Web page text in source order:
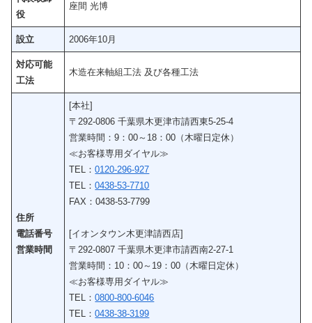
役
座間 光博
設立 2006年10月
対応可能
工法
木造在来軸組工法 及び各種工法
住所
電話番号
営業時間
[本社]
〒292-0806 千葉県木更津市請西東5-25-4
営業時間：9：00～18：00（木曜日定休）
≪お客様専用ダイヤル≫
TEL：0120-296-927
TEL：0438-53-7710
FAX：0438-53-7799
[イオンタウン木更津請西店]
〒292-0807 千葉県木更津市請西南2-27-1
営業時間：10：00～19：00（木曜日定休）
≪お客様専用ダイヤル≫
TEL：0800-800-6046
TEL：0438-38-3199